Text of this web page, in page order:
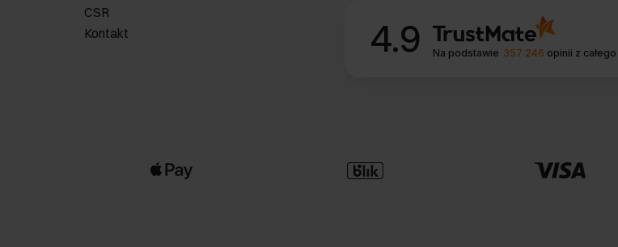
CSR
Kontakt
4.9 Na podstawie 357 246 opinii z